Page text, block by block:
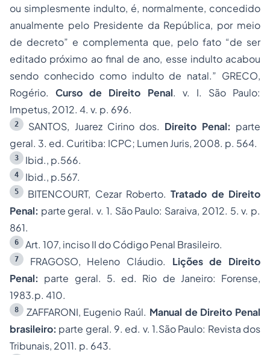
ou simplesmente indulto, é, normalmente, concedido
anualmente pelo Presidente da República, por meio
de decreto” e complementa que, pelo fato “de ser
editado próximo ao final de ano, esse indulto acabou
sendo conhecido como indulto de natal.” GRECO,
Rogério.Curso de Direito Penal. v. I. São Paulo:
Impetus, 2012. 4. v. p. 696.
2 SANTOS, Juarez Cirino dos. Direito Penal: parte
geral. 3. ed. Curitiba: ICPC; Lumen Juris, 2008. p. 564.
3 Ibid., p.566.
4 Ibid., p.567.
5 BITENCOURT, Cezar Roberto.Tratado de Direito
Penal: parte geral. v. 1. São Paulo: Saraiva, 2012. 5. v. p.
861.
6 Art. 107, inciso II do Código Penal Brasileiro.
7 FRAGOSO, Heleno Cláudio. Lições de Direito
Penal: parte geral. 5. ed. Rio de Janeiro: Forense,
1983.p. 410.
8 ZAFFARONI, Eugenio Raúl. Manual de Direito Penal
brasileiro: parte geral. 9. ed. v. 1.São Paulo: Revista dos
Tribunais, 2011. p. 643.